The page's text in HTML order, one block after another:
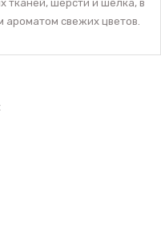
тканей, шерсти и шёлка, в
свежих цветов.